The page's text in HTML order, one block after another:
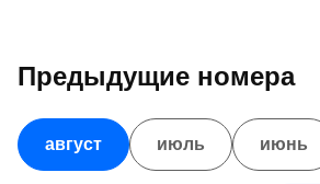
Предыдущие номера
август июль июнь